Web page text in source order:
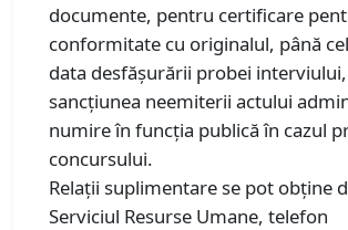
documente, pentru certificare
conformitate cu originalul, până
data desfășurării probei
sancțiunea neemiterii actului
numire în funcția publică în cazul
concursului.
Relații suplimentare se pot obține
Serviciul Resurse Umane, telefon